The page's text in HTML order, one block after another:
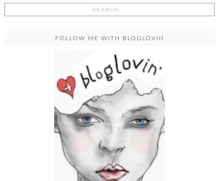
FOLLOW ME WITH BLOGLOVIN